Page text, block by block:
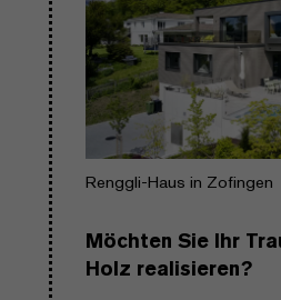
Renggli-Haus in Zofingen
Möchten Sie Ihr
Holz realisieren?